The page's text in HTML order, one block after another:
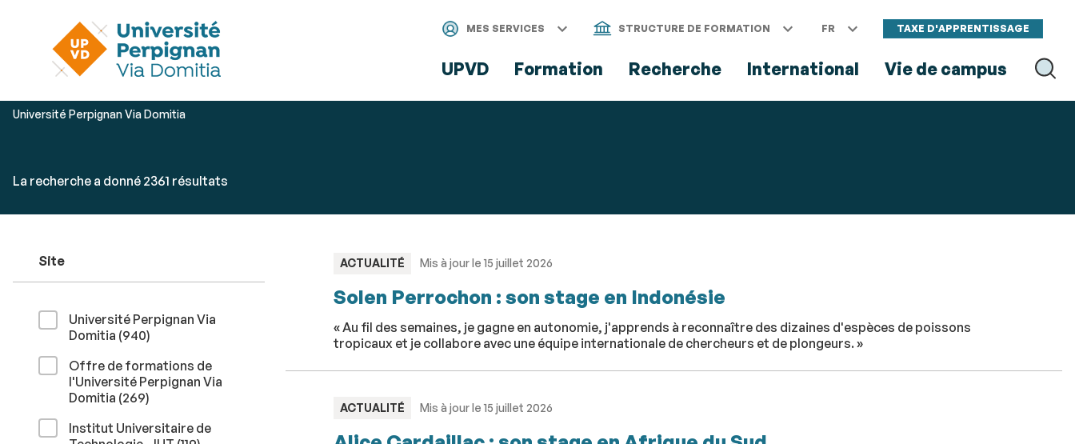
au
directs
MES SERVICES STRUCTURE DE FORMATION FR TAXE D'APPRENTISSAGE
UPVD Formation Recherche International Vie de campus
Vous
Université Perpignan Via Domitia
par
clés
La recherche a donné 2361 résultats
résultats
Site
Université Perpignan Via
Domitia (940résultats
)
Offre de formations de
l'Université Perpignan Via
Domitia (269résultats
)
Institut Universitaire de
TYPE
ACTUALITÉ Mis à jour le 15 juillet 2026
Solen Perrochon : son stage en Indonésie
« Au fil des semaines, je gagne en autonomie, j'apprends à reconnaître des dizaines d'espèces de poissons
tropicaux et je collabore avec une équipe internationale de chercheurs et de plongeurs. »
TYPE
ACTUALITÉ Mis à jour le 15 juillet 2026